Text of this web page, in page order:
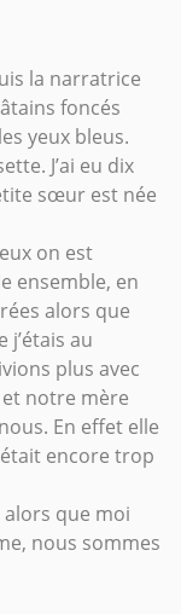
la narratrice
foncés
yeux bleus.
J’ai eu dix
sœur est née
on est
ensemble, en
alors que
j’étais au
plus avec
notre mère
En effet elle
encore trop
que moi
nous sommes